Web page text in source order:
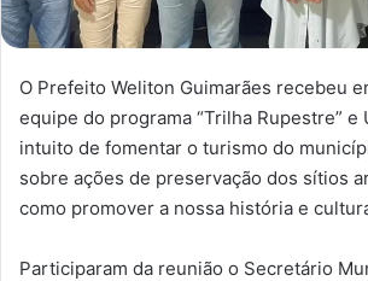
O Prefeito Weliton Guimarães recebeu
equipe do programa “Trilha Rupestre” e
intuito de fomentar o turismo do
sobre ações de preservação dos sítios
como promover a nossa história e
Participaram da reunião o Secretário